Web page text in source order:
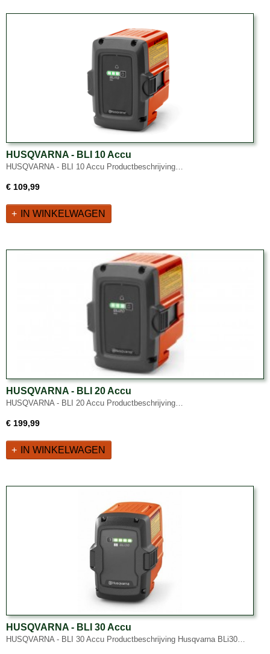
HUSQVARNA - BLI 10 Accu
HUSQVARNA - BLI 10 Accu Productbeschrijving…
€ 109,99
IN WINKELWAGEN
HUSQVARNA - BLI 20 Accu
HUSQVARNA - BLI 20 Accu Productbeschrijving…
€ 199,99
IN WINKELWAGEN
HUSQVARNA - BLI 30 Accu
HUSQVARNA - BLI 30 Accu Productbeschrijving Husqvarna BLi30…